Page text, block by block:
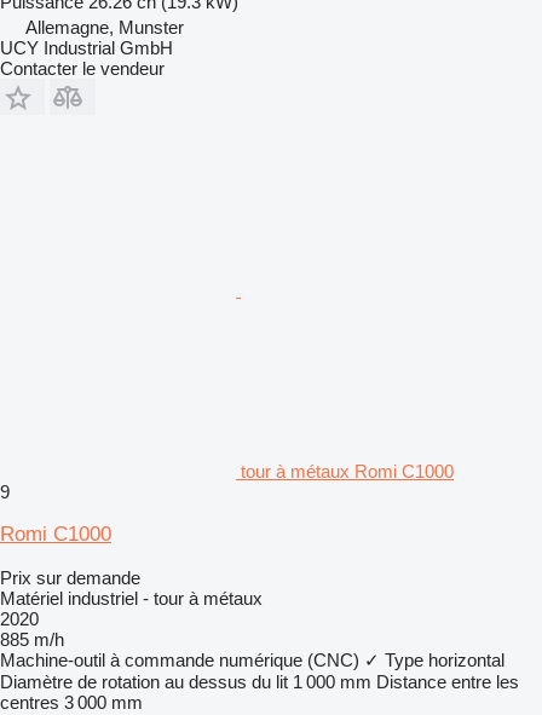
Allemagne, Munster
UCY Industrial GmbH
Contacter le vendeur
tour à métaux Romi C1000
9
Romi C1000
Prix sur demande
Matériel industriel - tour à métaux
2020
885 m/h
Machine-outil à commande numérique (CNC) ✓ Type horizontal
Diamètre de rotation au dessus du lit 1 000 mm Distance entre les
centres 3 000 mm